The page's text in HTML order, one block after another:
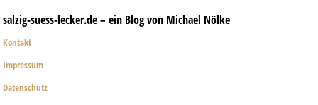
salzig-suess-lecker.de – ein Blog von Michael Nölke
Kontakt
Impressum
Datenschutz